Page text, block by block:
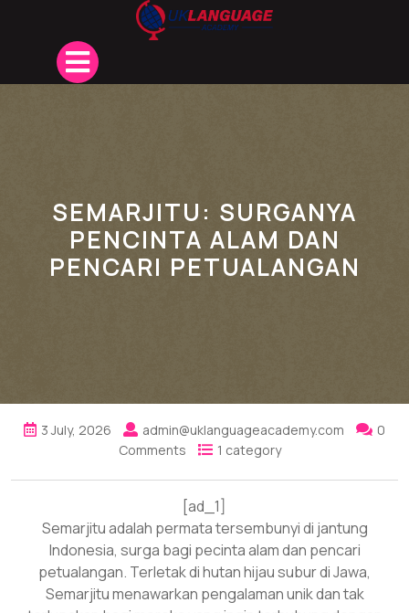
Open
SEMARJITU: SURGANYA
PENCINTA ALAM DAN
PENCARI PETUALANGAN
3 July, 2026 admin@uklanguageacademy.com
0
Comments
1 category
[ad_1]
Semarjitu adalah permata tersembunyi di jantung
Indonesia, surga bagi pecinta alam dan pencari
petualangan. Terletak di hutan hijau subur di Jawa,
Semarjitu menawarkan pengalaman unik dan tak